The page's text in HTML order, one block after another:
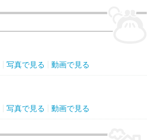
写真で見る 動画で見る
写真で見る 動画で見る